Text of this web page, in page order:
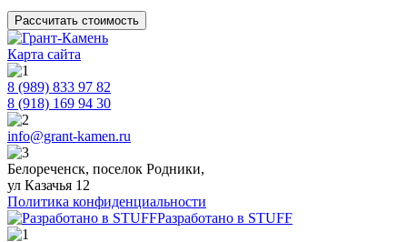
Рассчитать стоимость
Карта сайта
8 (989) 833 97 82
8 (918) 169 94 30
info@grant-kamen.ru
Белореченск, поселок Родники,
ул Казачья 12
Политика конфиденциальности
Разработано в STUFF